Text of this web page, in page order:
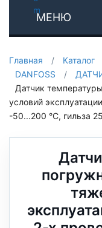
МЕНЮ
Главная / Каталог
DANFOSS
/
Датчик
условий
-50...200 °C, гильза